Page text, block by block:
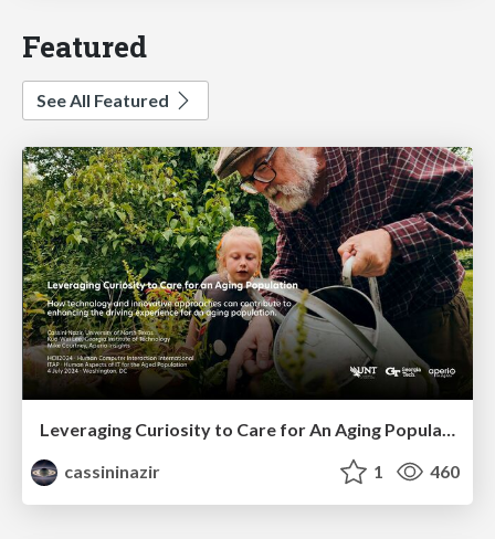
Featured
See All Featured
Leveraging Curiosity to Care for An Aging Population
cassininazir
1 460